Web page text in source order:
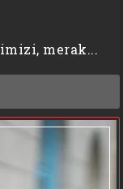
merak...